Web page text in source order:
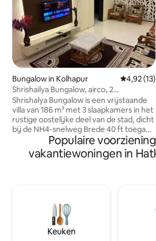
Bungalow in Kolhapur
4,92 (13)
Shrishailya Bungalow, airco, 2
slaapkamers, GRATIS parkeerplaats voor
2 SUV’s
Shrishalya Bungalow is een vrijstaande
villa van 186 m² met 3 slaapkamers in het
rustige oostelijke deel van de stad, dicht
bij de NH4-snelweg Brede 40 ft toegang
tot de weg Beveiligde
parkeergelegenheid voor twee auto's,
waaronder een SUV binnen het terrein
Privéboomgaard met chikoo- en
kokospalmen. 25 minuten van
Mahalaxmi Temple. 1,5 km van de
nationale snelweg. 100 m van de
Populaire
vakantiewoningen in
Keuken